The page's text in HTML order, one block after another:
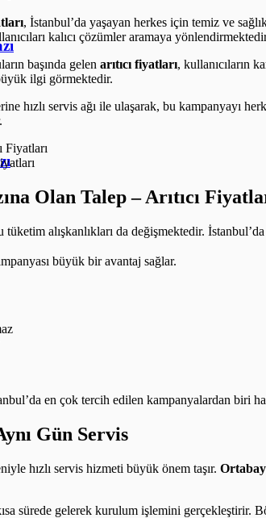
, İstanbul’da yaşayan herkes için temiz ve
kalıcı çözümler aramaya
başında gelen arıtıcı fiyatları, kullanıcıların
ilgi görmektedir.
hızlı servis ağı ile ulaşarak, bu kampanyayı
Olan Talep –Arıtıcı
alışkanlıkları da değişmektedir.
büyük bir avantaj sağlar.
en çok tercih edilen kampanyalardan biri
Gün Servis
hızlı servis hizmeti büyük önem taşır.
sürede gelerek kurulum işlemini gerçekleştirir.